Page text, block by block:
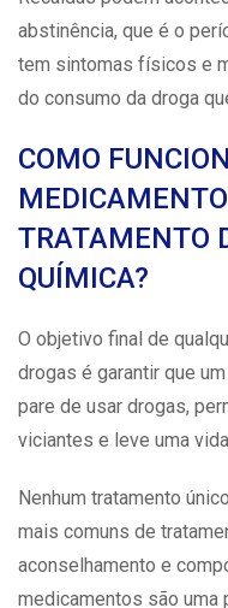
abstinência, que é o
tem sintomas físicos e
do consumo da droga
COMO
TRATAMENTO
QUÍMICA?
O objetivo final de
drogas é garantir que
pare de usar drogas,
viciantes e leve uma
Nenhum tratamento
mais comuns de
aconselhamento e
medicamentos são uma